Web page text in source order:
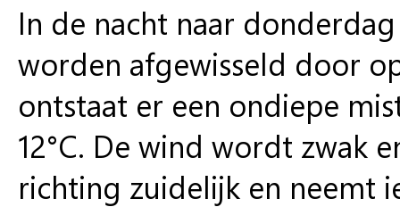
In de nacht naar
worden afgewisseld door
ontstaat er een ondiepe
12°C. De wind wordt zwak
richting zuidelijk en neemt